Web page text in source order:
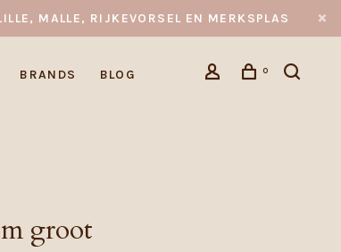
MALLE, RIJKEVORSEL EN MERKSPLAS
BRANDS BLOG 0
groot